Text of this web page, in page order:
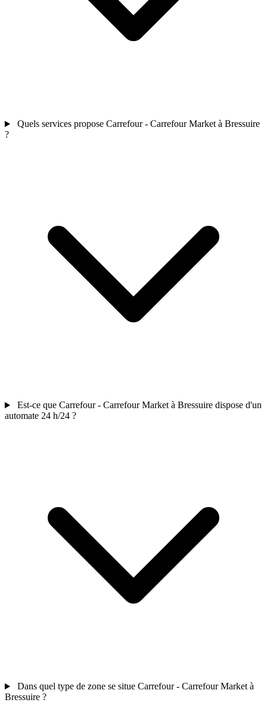
Quels services propose Carrefour - Carrefour Market à Bressuire
?
Est-ce que Carrefour - Carrefour Market à Bressuire dispose d'un
automate 24 h/24 ?
Dans quel type de zone se situe Carrefour - Carrefour Market à
Bressuire ?